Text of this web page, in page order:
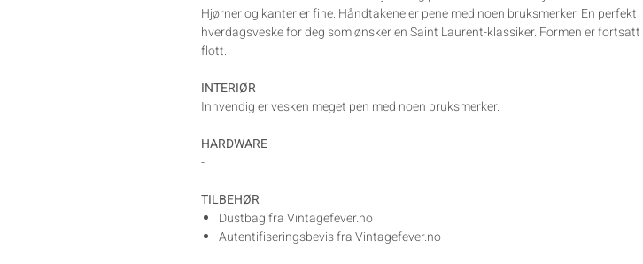
Hjørner og kanter er fine. Håndtakene er pene med noen bruksmerker. En perfekt
hverdagsveske for deg som ønsker en Saint Laurent-klassiker. Formen er fortsatt
flott.
INTERIØR
Innvendig er vesken meget pen med noen bruksmerker.
HARDWARE
-
TILBEHØR
Dustbag fra Vintagefever.no
Autentifiseringsbevis fra Vintagefever.no